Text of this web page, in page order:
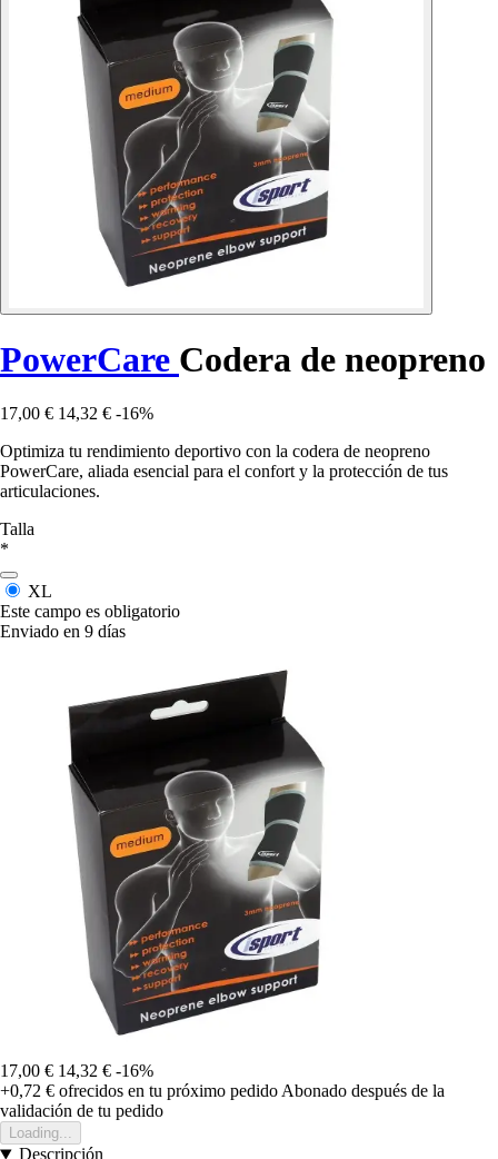
PowerCare Codera de neopreno
17,00 € 14,32 € -16%
Optimiza tu rendimiento deportivo con la codera de neopreno
PowerCare, aliada esencial para el confort y la protección de tus
articulaciones.
Talla
*
XL
Este campo es obligatorio
Enviado en 9 días
17,00 € 14,32 € -16%
+0,72 € ofrecidos en tu próximo pedido Abonado después de la
validación de tu pedido
Loading...
Descripción